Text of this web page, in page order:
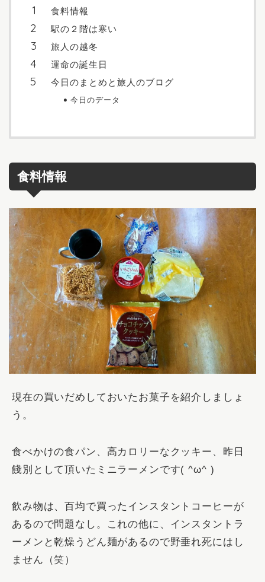
食料情報
駅の２階は寒い
旅人の越冬
運命の誕生日
今日のまとめと旅人のブログ
今日のデータ
食料情報
現在の買いだめしておいたお菓子を紹介しましょ
う。
食べかけの食パン、高カロリーなクッキー、昨日
餞別として頂いたミニラーメンです( ^ω^ )
飲み物は、百均で買ったインスタントコーヒーが
あるので問題なし。これの他に、インスタントラ
ーメンと乾燥うどん麺があるので野垂れ死にはし
ません（笑）